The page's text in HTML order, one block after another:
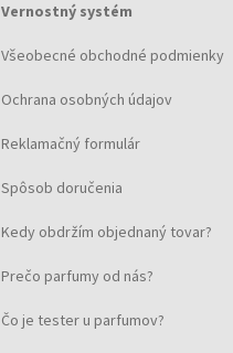
Vernostný systém
Všeobecné obchodné podmienky
Ochrana osobných údajov
Reklamačný formulár
Spôsob doručenia
Kedy obdržím objednaný tovar?
Prečo parfumy od nás?
Čo je tester u parfumov?